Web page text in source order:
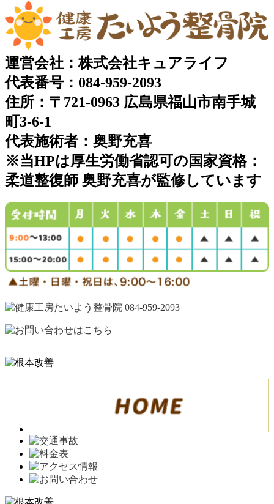
運営会社：株式会社キュアライフ
代表番号：084-959-2093
住所：〒721-0963 広島県福山市南手城
町3-6-1
代表施術者：奥野充喜
※当HPは厚生労働省認可の国家資格：
柔道整復師 奥野充喜が監修しています